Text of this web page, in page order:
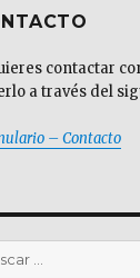
contactar
a través del
– Contacto